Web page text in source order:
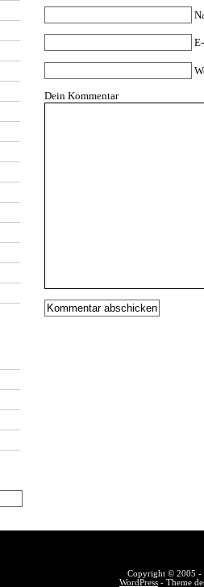
Dein Kommentar
Copyright © 2005 -
WordPress - Theme